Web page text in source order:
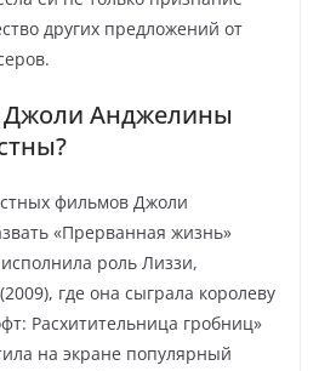
других предложений от
Анджелины
фильмов Джоли
«Прерванная жизнь»
роль Лиззи,
где она сыграла королеву
Расхитительница гробниц»
на экране популярный